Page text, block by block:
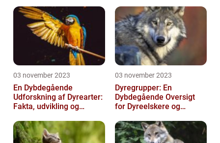
03 november 2023
En Dybdegående
Udforskning af Dyrearter:
Fakta, udvikling og
03 november 2023
Dyregrupper: En
Dybdegående Oversigt
for Dyreelskere og